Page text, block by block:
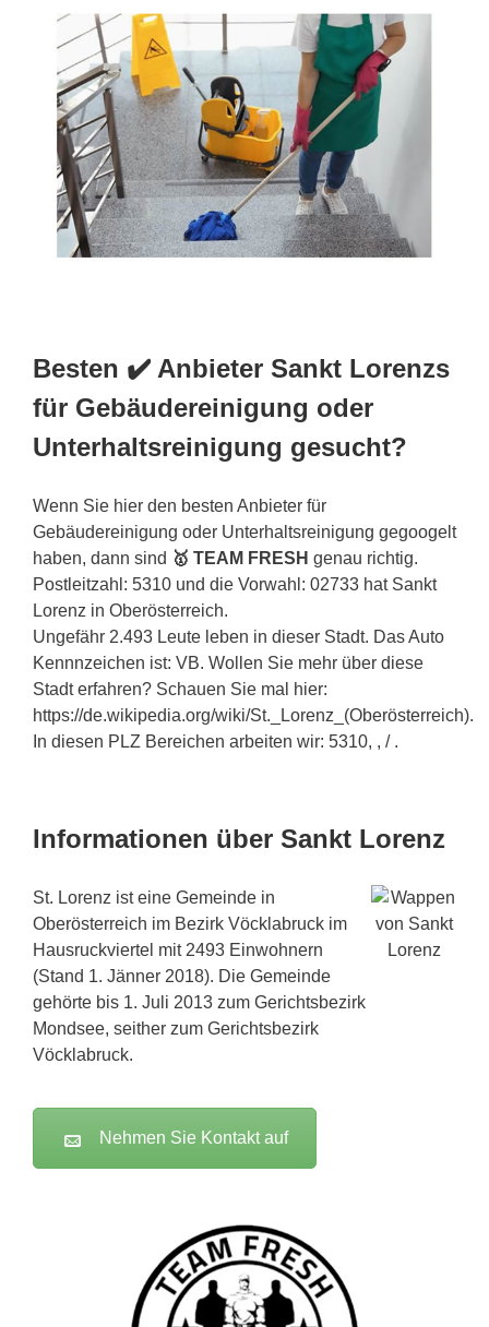
Besten ✔️ Anbieter Sankt Lorenzs
für Gebäudereinigung oder
Unterhaltsreinigung gesucht?
Wenn Sie hier den besten Anbieter für
Gebäudereinigung oder Unterhaltsreinigung gegoogelt
haben, dann sind 🥇 TEAM FRESH genau richtig.
Postleitzahl: 5310 und die Vorwahl: 02733 hat Sankt
Lorenz in Oberösterreich.
Ungefähr 2.493 Leute leben in dieser Stadt. Das Auto
Kennnzeichen ist: VB. Wollen Sie mehr über diese
Stadt erfahren? Schauen Sie mal hier:
https://de.wikipedia.org/wiki/St._Lorenz_(Oberösterreich).
In diesen PLZ Bereichen arbeiten wir: 5310, , / .
Informationen über Sankt Lorenz
St. Lorenz ist eine Gemeinde in
Oberösterreich im Bezirk Vöcklabruck im
Hausruckviertel mit 2493 Einwohnern
(Stand 1. Jänner 2018). Die Gemeinde
gehörte bis 1. Juli 2013 zum Gerichtsbezirk
Mondsee, seither zum Gerichtsbezirk
Vöcklabruck.
Nehmen Sie Kontakt auf